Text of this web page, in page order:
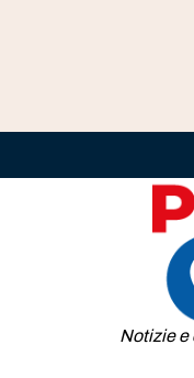
Notizie e